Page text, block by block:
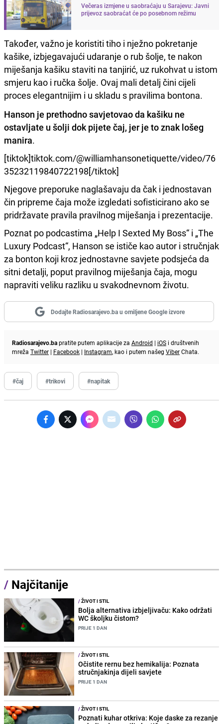
Večeras izmjene u saobraćaju u Sarajevu: Javni
prijevoz saobraćat će po posebnom režimu
Također, važno je koristiti tiho i nježno pokretanje
kašike, izbjegavajući udaranje o rub šolje, te nakon
miješanja kašiku staviti na tanjirić, uz rukohvat u istom
smjeru kao i ručka šolje. Ovaj mali detalj čini cijeli
proces elegantnijim i u skladu s pravilima bontona.
Hanson je prethodno savjetovao da kašiku ne
ostavljate u šolji dok pijete čaj, jer je to znak lošeg
manira.
[tiktok]tiktok.com/@williamhansonetiquette/video/76
35232119840722198[/tiktok]
Njegove preporuke naglašavaju da čak i jednostavan
čin pripreme čaja može izgledati sofisticirano ako se
pridržavate pravila pravilnog miješanja i prezentacije.
Poznat po podcastima „Help I Sexted My Boss“ i „The
Luxury Podcast“, Hanson se ističe kao autor i stručnjak
za bonton koji kroz jednostavne savjete podsjeća da
sitni detalji, poput pravilnog miješanja čaja, mogu
napraviti veliku razliku u svakodnevnom životu.
Dodajte Radiosarajevo.ba u omiljene Google izvore
Radiosarajevo.bapratite putem aplikacije za Android | iOS i društvenih
mreža Twitter | Facebook | Instagram, kao i putem našeg ViberChata.
#čaj #trikovi #napitak
/ Najčitanije
/ŽIVOT I STIL
Bolja alternativa izbjeljivaču: Kako održati
WC školjku čistom?
PRIJE 1 DAN
/ŽIVOT I STIL
Očistite rernu bez hemikalija: Poznata
stručnjakinja dijeli savjete
PRIJE 1 DAN
/ŽIVOT I STIL
Poznati kuhar otkriva: Koje daske za rezanje